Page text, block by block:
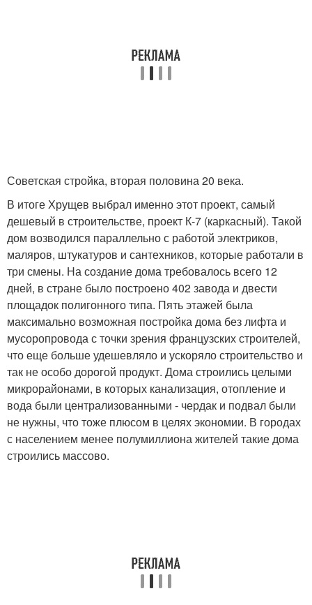
Советская стройка, вторая половина 20 века.
В итоге Хрущев выбрал именно этот проект, самый
дешевый в строительстве, проект К-7 (каркасный). Такой
дом возводился параллельно с работой электриков,
маляров, штукатуров и сантехников, которые работали в
три смены. На создание дома требовалось всего 12
дней, в стране было построено 402 завода и двести
площадок полигонного типа. Пять этажей была
максимально возможная постройка дома без лифта и
мусоропровода с точки зрения французских строителей,
что еще больше удешевляло и ускоряло строительство и
так не особо дорогой продукт. Дома строились целыми
микрорайонами, в которых канализация, отопление и
вода были централизованными - чердак и подвал были
не нужны, что тоже плюсом в целях экономии. В городах
с населением менее полумиллиона жителей такие дома
строились массово.